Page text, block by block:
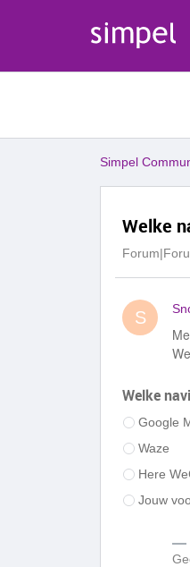
Simpel
Welke
S
Welke
Google
Waze
Here
Jouw